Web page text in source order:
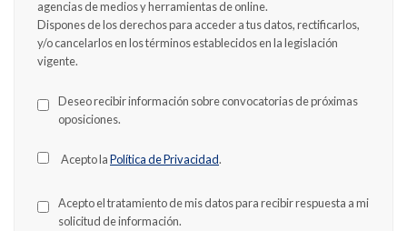
agencias de medios y herramientas de online.
Dispones de los derechos para acceder a tus datos, rectificarlos,
y/o cancelarlos en los términos establecidos en la legislación
vigente.
Deseo recibir información sobre convocatorias de próximas
oposiciones.
Acepto laPolítica de Privacidad.
Acepto el tratamiento de mis datos para recibir respuesta a mi
solicitud de información.